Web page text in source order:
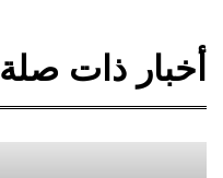
أخبار ذات صلة